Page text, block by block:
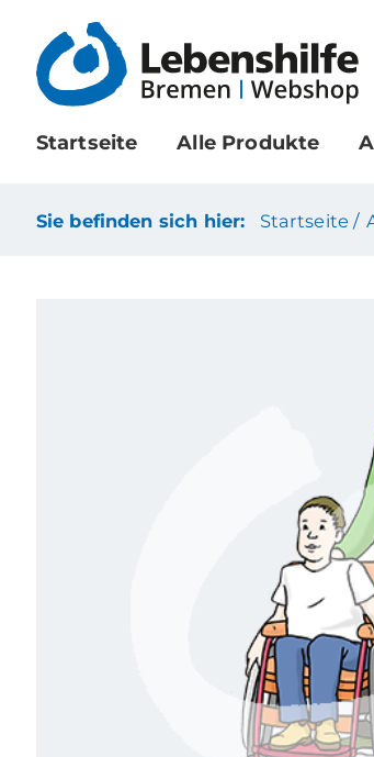
Startseite Alle Produkte
Sie befinden sich hier: Startseite /